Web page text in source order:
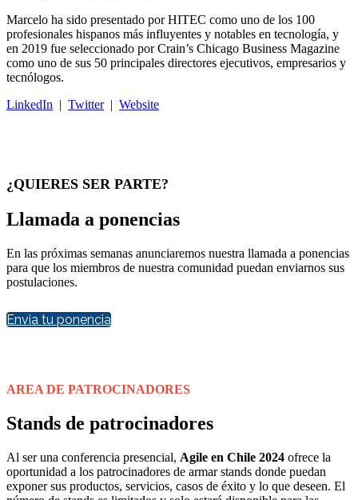
Marcelo ha sido presentado por HITEC como uno de los 100
profesionales hispanos más influyentes y notables en tecnología, y
en 2019 fue seleccionado por Crain’s Chicago Business Magazine
como uno de sus 50 principales directores ejecutivos, empresarios y
tecnólogos.
LinkedIn | Twitter| Website
¿QUIERES SER PARTE?
Llamada a ponencias
En las próximas semanas anunciaremos nuestra llamada a ponencias
para que los miembros de nuestra comunidad puedan enviarnos sus
postulaciones.
Envia tu ponencia
AREA DE PATROCINADORES
Stands de patrocinadores
Al ser una conferencia presencial, Agile en Chile 2024 ofrece la
oportunidad a los patrocinadores de armar stands donde puedan
exponer sus productos, servicios, casos de éxito y lo que deseen. El